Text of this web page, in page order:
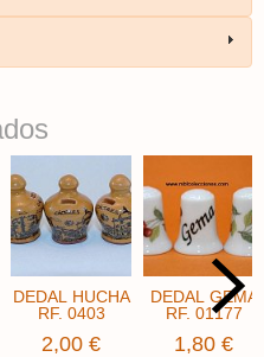
DEDAL HUCHA
RF. 0403
2,00 €
DEDAL GEMA
RF. 01177
1,80 €